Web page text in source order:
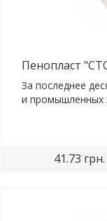
Пенопласт
За последнее
и промышленных
41.73 грн.